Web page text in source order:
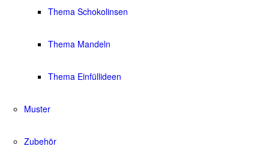
Thema Schokolinsen
Thema Mandeln
Thema Einfüllideen
Muster
Zubehör